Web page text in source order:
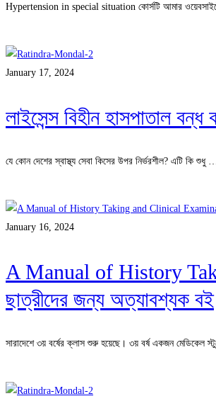
Hypertension in special situation কোর্সটি আমার
January 17, 2024
লাইসেন্স বিহীন হাসপাতাল
যে কোন দেশের স্বাস্থ্য সেবা কিসের উপর নির্ভরশীল? এটি কি শুধু …
January 16, 2024
A Manual of History
ছাত্রীদের জন্য অত্যাবশ্যক বই
সারাদেশে ৩য় বর্ষের ক্লাস শুরু হয়েছে। ৩য় বর্ষ একজন মেডিকেল